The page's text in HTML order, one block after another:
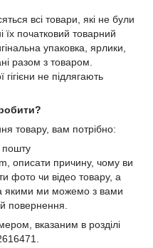
всі товари, які не були
їх початковий товарний
упаковка, ярлики,
разом з товаром.
не підлягають
товару, вам потрібно:
пошту
описати причину, чому ви
фото чи відео товару, а
якими ми можемо з вами
повернення.
вказаним в розділі